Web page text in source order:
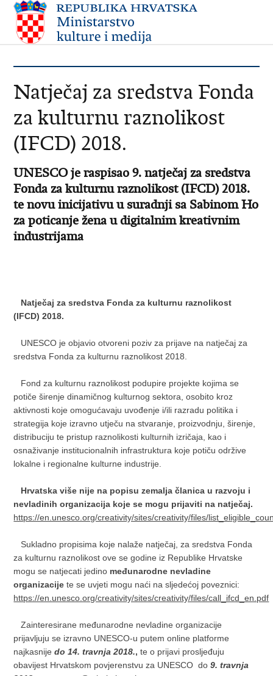
Natječaj za sredstva Fonda
za kulturnu raznolikost
(IFCD) 2018.
­­­­UNESCO je raspisao 9. natječaj za sredstva
Fonda za kulturnu raznolikost (IFCD) 2018.
te novu inicijativu u suradnji sa Sabinom Ho
za poticanje žena u digitalnim kreativnim
industrijama
Natječaj za sredstva Fonda za kulturnu raznolikost
(IFCD) 2018.
UNESCO je objavio otvoreni poziv za prijave na natječaj za
sredstva Fonda za kulturnu raznolikost 2018.
Fond za kulturnu raznolikost podupire projekte kojima se
potiče širenje dinamičnog kulturnog sektora, osobito kroz
aktivnosti koje omogućavaju uvođenje i/ili razradu politika i
strategija koje izravno utječu na stvaranje, proizvodnju, širenje,
distribuciju te pristup raznolikosti kulturnih izričaja, kao i
osnaživanje institucionalnih infrastruktura koje potiču održive
lokalne i regionalne kulturne industrije.
Hrvatska više nije na popisu zemalja članica u razvoju i
nevladinih organizacija koje se mogu prijaviti na natječaj.
https://en.unesco.org/creativity/sites/creativity/files/
Sukladno propisima koje nalaže natječaj, za sredstva Fonda
za kulturnu raznolikost ove se godine iz Republike Hrvatske
mogu se natjecati jedino međunarodne nevladine
organizacije te se uvjeti mogu naći na sljedećoj poveznici:
https://en.unesco.org/creativity/sites/creativity/files/call_ifcd_en.pdf
Zainteresirane međunarodne nevladine organizacije
prijavljuju se izravno UNESCO-u putem online platforme
najkasnijedo 14. travnja 2018.,te o prijavi prosljeđuju
obavijest Hrvatskom povjerenstvu za UNESCO do9. travnja